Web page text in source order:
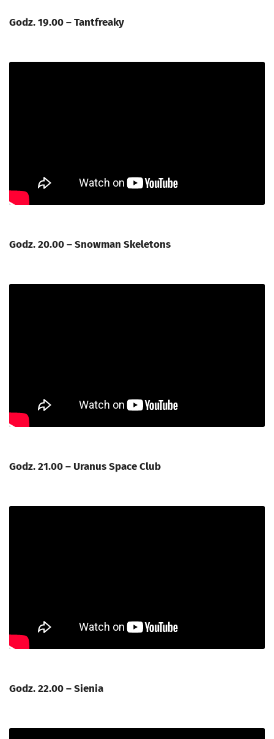
Godz. 19.00 – Tantfreaky
Godz. 20.00 – Snowman Skeletons
Godz. 21.00 – Uranus Space Club
Godz. 22.00 – Sienia